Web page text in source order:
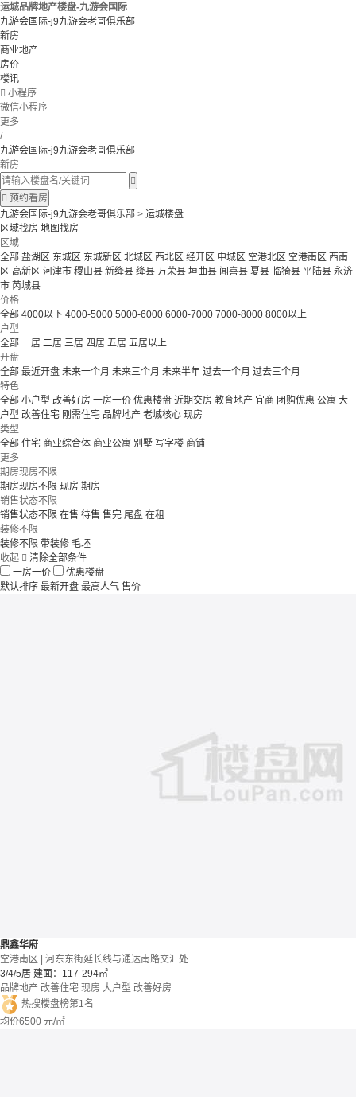
运城品牌地产楼盘-九游会国际
九游会国际-j9九游会老哥俱乐部
新房
商业地产
房价
楼讯
 小程序
微信小程序
更多
/
九游会国际-j9九游会老哥俱乐部
新房

 预约看房
九游会国际-j9九游会老哥俱乐部 > 运城楼盘
区域找房 地图找房
区域
全部 盐湖区 东城区 东城新区 北城区 西北区 经开区 中城区 空港北区 空港南区 西南
区 高新区 河津市 稷山县 新绛县 绛县 万荣县 垣曲县 闻喜县 夏县 临猗县 平陆县 永济
市 芮城县
价格
全部 4000以下 4000-5000 5000-6000 6000-7000 7000-8000 8000以上
户型
全部 一居 二居 三居 四居 五居 五居以上
开盘
全部 最近开盘 未来一个月 未来三个月 未来半年 过去一个月 过去三个月
特色
全部 小户型 改善好房 一房一价 优惠楼盘 近期交房 教育地产 宜商 团购优惠 公寓 大
户型 改善住宅 刚需住宅 品牌地产 老城核心 现房
类型
全部 住宅 商业综合体 商业公寓 别墅 写字楼 商铺
更多
期房现房不限
期房现房不限 现房 期房
销售状态不限
销售状态不限 在售 待售 售完 尾盘 在租
装修不限
装修不限 带装修 毛坯
收起  清除全部条件
一房一价
优惠楼盘
默认排序 最新开盘 最高人气 售价
鼎鑫华府
空港南区 | 河东东街延长线与通达南路交汇处
3/4/5居 建面：117-294㎡
品牌地产 改善住宅 现房 大户型 改善好房
热搜楼盘榜第1名
均价6500 元/㎡